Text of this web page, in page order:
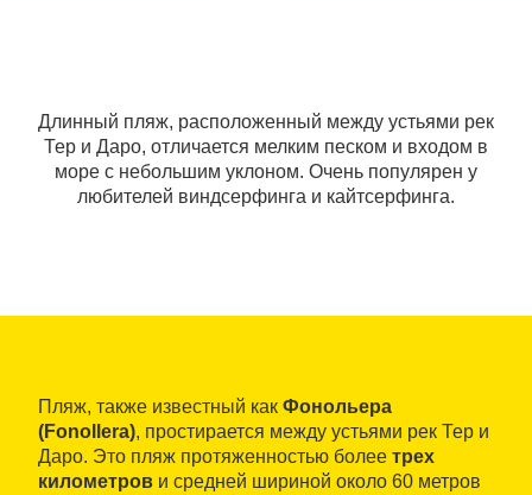
Длинный пляж, расположенный между устьями рек
Тер и Даро, отличается мелким песком и входом в
море с небольшим уклоном. Очень популярен у
любителей виндсерфинга и кайтсерфинга.
Пляж, также известный как Фонольера
(Fonollera), простирается между устьями рек Тер и
Даро. Это пляж протяженностью более трех
километров и средней шириной около 60 метров